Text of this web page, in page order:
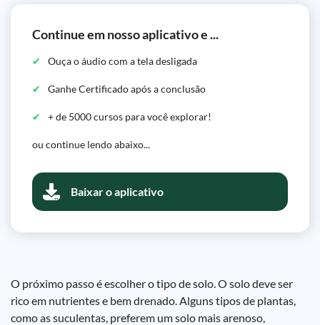
Continue em nosso aplicativo e ...
Ouça o áudio com a tela desligada
Ganhe Certificado após a conclusão
+ de 5000 cursos para você explorar!
ou continue lendo abaixo...
Baixar o aplicativo
O próximo passo é escolher o tipo de solo. O solo deve ser
rico em nutrientes e bem drenado. Alguns tipos de plantas,
como as suculentas, preferem um solo mais arenoso,